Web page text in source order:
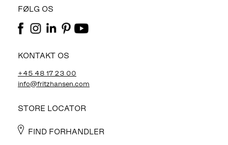
FØLG OS
KONTAKT OS
+45 48 17 23 00
info@fritzhansen.com
STORE LOCATOR
FIND FORHANDLER